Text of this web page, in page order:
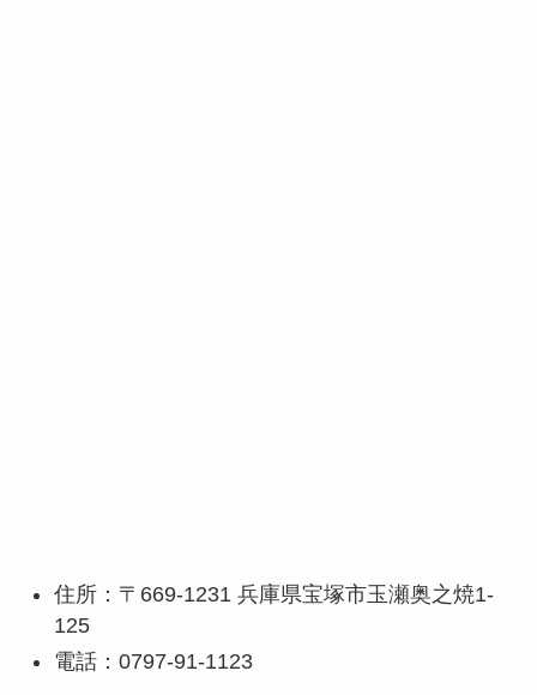
住所：〒669-1231 兵庫県宝塚市玉瀬奥之焼1-
125
電話：0797-91-1123